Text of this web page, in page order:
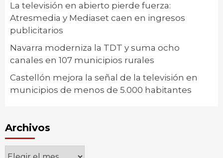
La televisión en abierto pierde fuerza:
Atresmedia y Mediaset caen en ingresos
publicitarios
Navarra moderniza la TDT y suma ocho
canales en 107 municipios rurales
Castellón mejora la señal de la televisión en
municipios de menos de 5.000 habitantes
Archivos
Archivos